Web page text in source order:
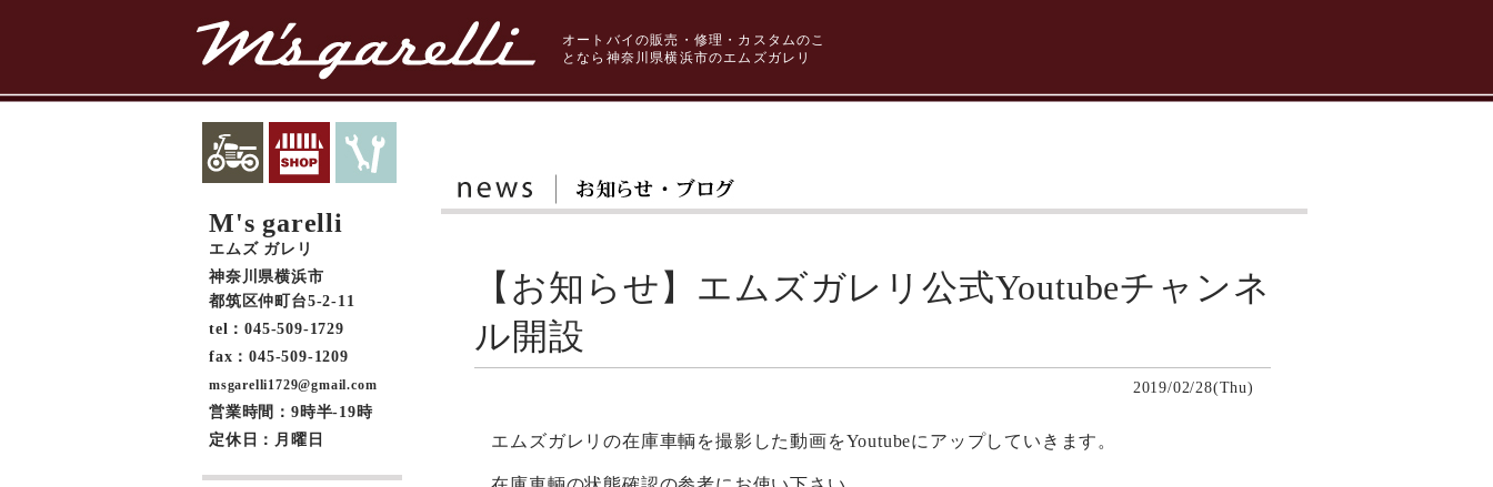
オートバイの販売・修理・カスタムのこ
となら神奈川県横浜市のエムズガレリ
【お知らせ】エムズガレリ公式Youtubeチャンネ
ル開設
2019/02/28(Thu)
エムズガレリの在庫車輌を撮影した動画をYoutubeにアップしていきます。
M's garelli
エムズ ガレリ
神奈川県横浜市
都筑区仲町台5-2-11
tel：045-509-1729
fax：045-509-1209
msgarelli1729@gmail.com
営業時間：9時半-19時
定休日：月曜日